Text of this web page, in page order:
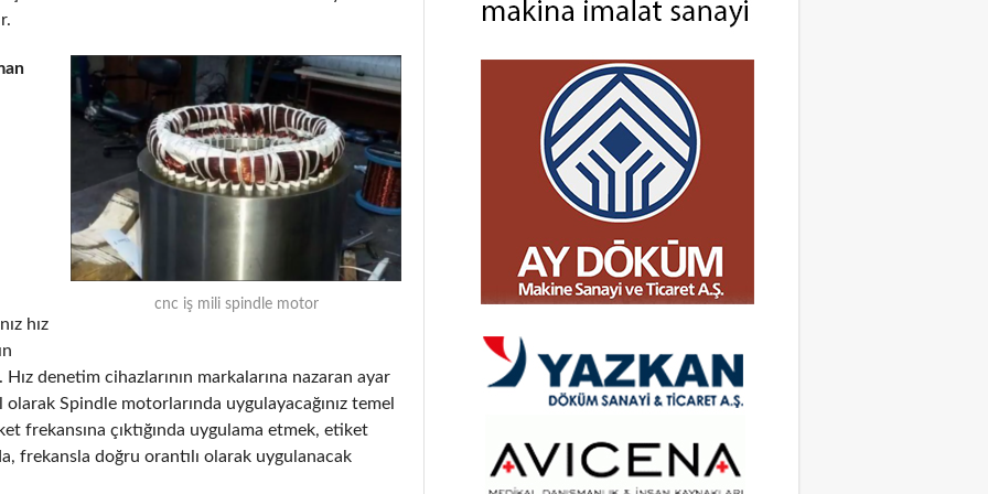
cnc iş mili spindle motor
hız
denetim cihazlarının markalarına nazaran ayar
Spindle motorlarında uygulayacağınız temel
frekansına çıktığında uygulama etmek, etiket
frekansla doğru orantılı olarak uygulanacak